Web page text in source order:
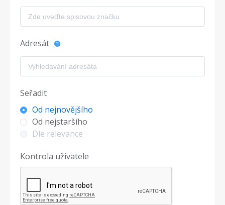
Adresát
Seřadit
Od nejnovějšího
Od nejstaršího
Dle relevance
Kontrola uživatele